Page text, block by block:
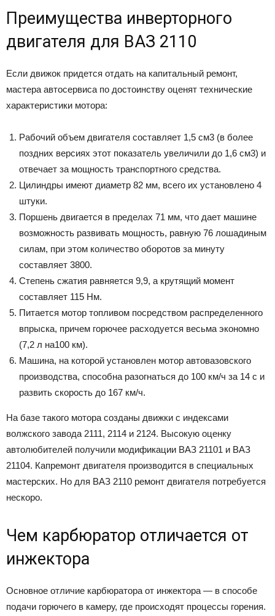
Преимущества инверторного
двигателя для ВАЗ 2110
Если движок придется отдать на капитальный ремонт,
мастера автосервиса по достоинству оценят технические
характеристики мотора:
Рабочий объем двигателя составляет 1,5 см3 (в более
поздних версиях этот показатель увеличили до 1,6 см3) и
отвечает за мощность транспортного средства.
Цилиндры имеют диаметр 82 мм, всего их установлено 4
штуки.
Поршень двигается в пределах 71 мм, что дает машине
возможность развивать мощность, равную 76 лошадиным
силам, при этом количество оборотов за минуту
составляет 3800.
Степень сжатия равняется 9,9, а крутящий момент
составляет 115 Нм.
Питается мотор топливом посредством распределенного
впрыска, причем горючее расходуется весьма экономно
(7,2 л на100 км).
Машина, на которой установлен мотор автовазовского
производства, способна разогнаться до 100 км/ч за 14 с и
развить скорость до 167 км/ч.
На базе такого мотора созданы движки с индексами
волжского завода 2111, 2114 и 2124. Высокую оценку
автолюбителей получили модификации ВАЗ 21101 и ВАЗ
21104. Капремонт двигателя производится в специальных
мастерских. Но для ВАЗ 2110 ремонт двигателя потребуется
нескоро.
Чем карбюратор отличается от
инжектора
Основное отличие карбюратора от инжектора — в способе
подачи горючего в камеру, где происходят процессы горения.